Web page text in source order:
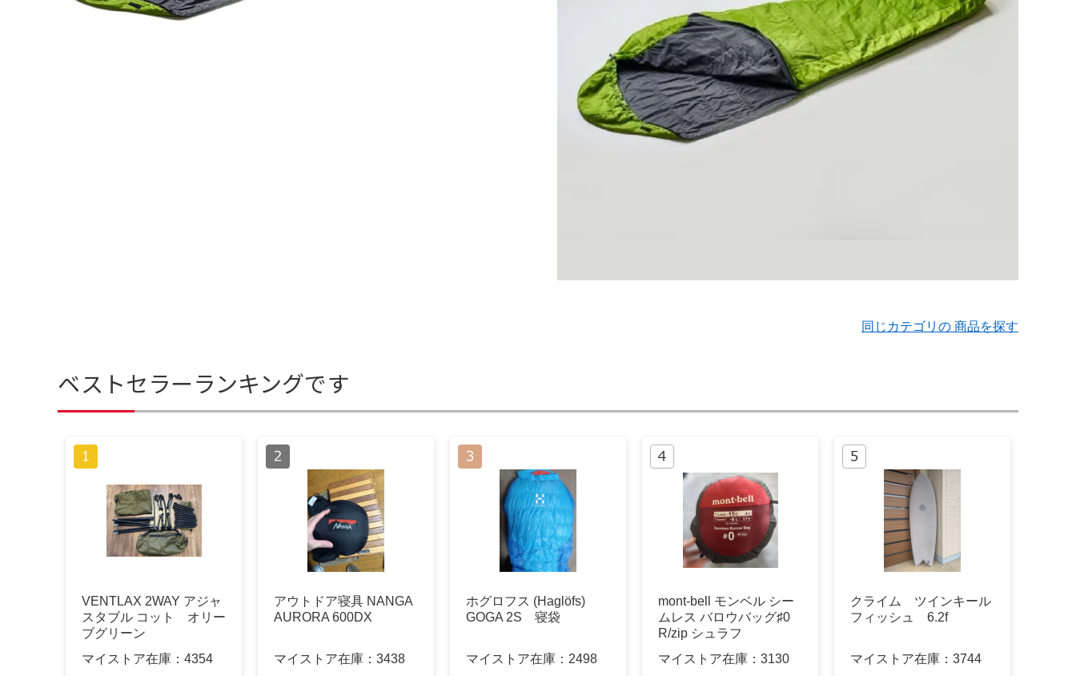
同じカテゴリの 商品を探す
ベストセラーランキングです
VENTLAX 2WAY アジャ
スタブル コット オリー
ブグリーン
マイストア在庫： 4354
アウトドア寝具 NANGA
AURORA 600DX
マイストア在庫： 3438
ホグロフス (Haglöfs)
GOGA 2S 寝袋
マイストア在庫： 2498
mont-bell モンベル シー
ムレス バロウバッグ♯0
R/zip シュラフ
マイストア在庫： 3130
クライム ツインキール
フィッシュ 6.2f
マイストア在庫： 3744